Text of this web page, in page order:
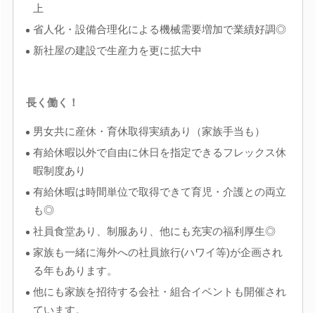
上
省人化・設備合理化による機械需要増加で業績好調◎
新社屋の建設で生産力を更に拡大中
長く働く！
男女共に産休・育休取得実績あり（家族手当も）
有給休暇以外で自由に休日を指定できるフレックス休
暇制度あり
有給休暇は時間単位で取得できて育児・介護との両立
も◎
社員食堂あり、制服あり、他にも充実の福利厚生◎
家族も一緒に海外への社員旅行(ハワイ等)が企画され
る年もあります。
他にも家族を招待する会社・組合イベントも開催され
ています。